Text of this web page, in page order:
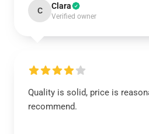
C Clara
Verified owner
Quality is solid, price is
recommend.